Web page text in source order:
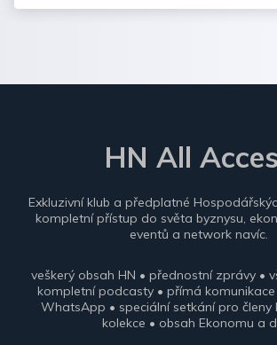
HN All
Exkluzivní klub a předplatné
kompletní přístup do světa byznysu,
eventů a network navíc.
veškerý obsah HN • přednostní zprávy •
kompletní podcasty • přímá
WhatsApp • speciální setkání pro členy
kolekce • obsah Ekonomu a